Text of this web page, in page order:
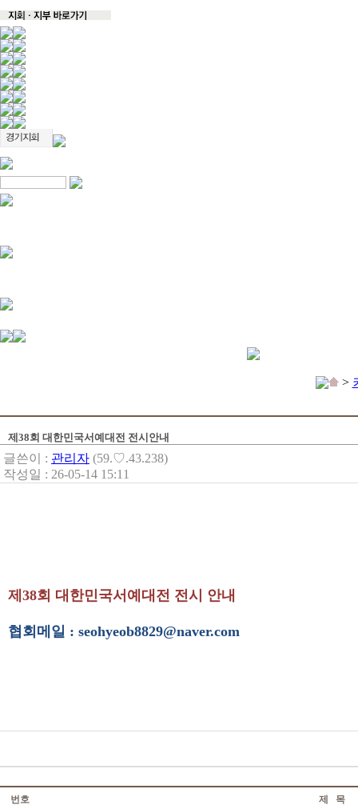
>
제38회 대한민국서예대전 전시안내
글쓴이 : 관리자 (59.♡.43.238)
작성일 : 26-05-14 15:11
제38회 대한민국서예대전 전시 안내
협회메일 : seohyeob8829@naver.com
번호 제 목